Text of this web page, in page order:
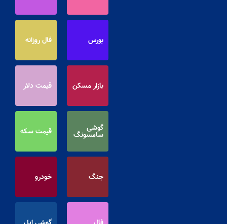
بورس فال روزانه
بازار مسکن قیمت دلار
گوشی
سامسونگ قیمت سکه
جنگ خودرو